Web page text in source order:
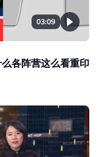
03:09
各阵营这么看重印